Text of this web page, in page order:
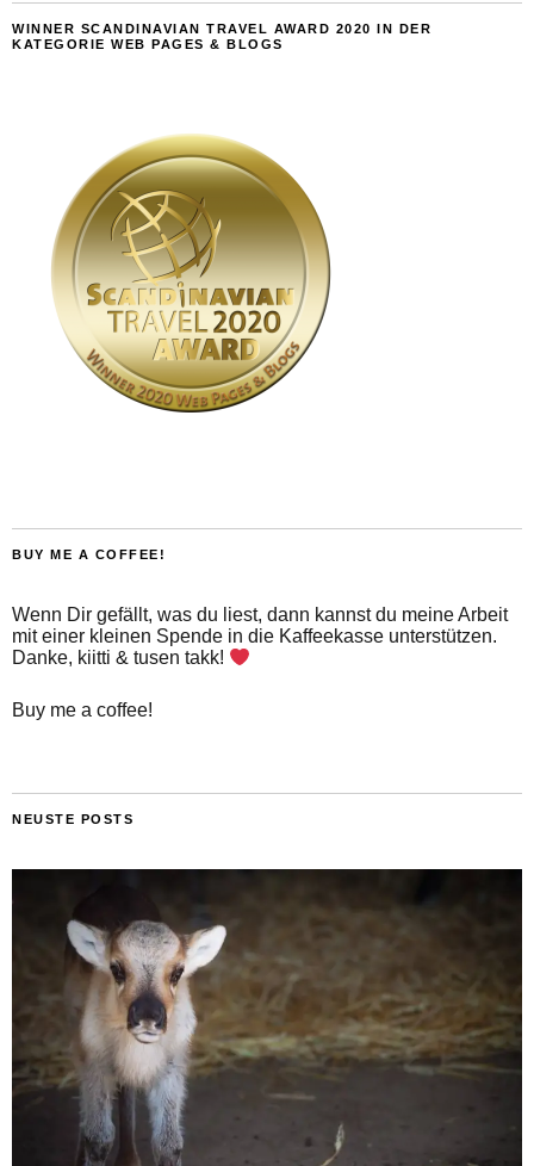
WINNER SCANDINAVIAN TRAVEL AWARD 2020 IN DER
KATEGORIE WEB PAGES & BLOGS
BUY ME A COFFEE!
Wenn Dir gefällt, was du liest, dann kannst du meine Arbeit
mit einer kleinen Spende in die Kaffeekasse unterstützen.
Danke, kiitti & tusen takk!
Buy me a coffee!
NEUSTE POSTS